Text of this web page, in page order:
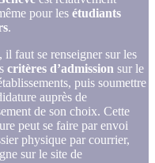
pour lesétudiants
.
il faut se renseigner sur les
critères d’admissionsur le
puis soumettre
auprès de
de son choix. Cette
peut se faire par envoi
physique par courrier,
sur le site de